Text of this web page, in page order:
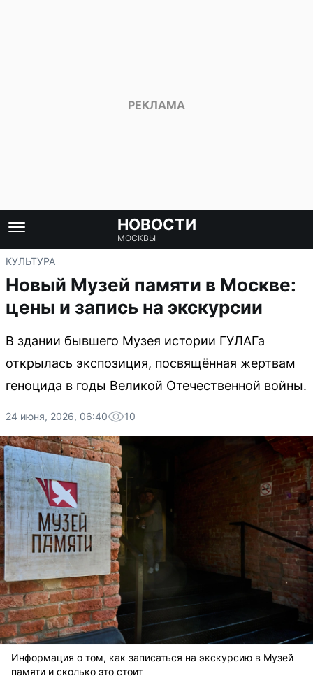
НОВОСТИ
МОСКВЫ
КУЛЬТУРА
Новый Музей памяти в Москве:
цены и запись на экскурсии
В здании бывшего Музея истории ГУЛАГа
открылась экспозиция, посвящённая жертвам
геноцида в годы Великой Отечественной войны.
24 июня, 2026, 06:40 10
Информация о том, как записаться на экскурсию в Музей
памяти и сколько это стоит